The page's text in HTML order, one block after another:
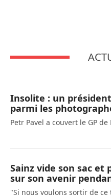
Insolite : un
parmi les
Petr Pavel a couvert le GP
Sainz vide son sac et
sur son avenir
"Si nous voulons sortir de